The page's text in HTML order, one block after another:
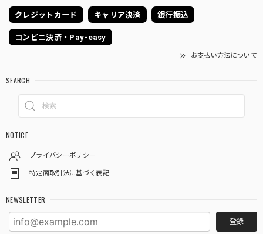
クレジットカード キャリア決済 銀行振込
コンビニ決済・Pay-easy
お支払い方法について
SEARCH
NOTICE
プライバシーポリシー
特定商取引法に基づく表記
NEWSLETTER
登録